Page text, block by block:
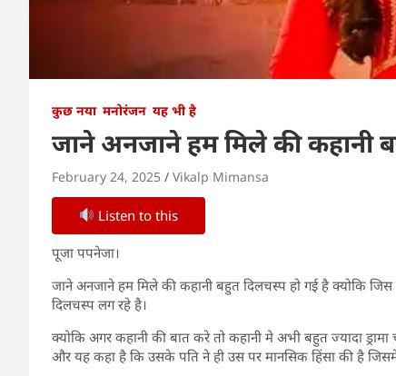
कुछ नया मनोरंजन यह भी है
जाने अनजाने हम मिले की कहानी
February 24, 2025 Vikalp Mimansa
Listen to this
पूजा पपनेजा।
जाने अनजाने हम मिले की कहानी बहुत दिलचस्प हो गई है क्योकि
दिलचस्प लग रहे है।
क्योकि अगर कहानी की बात करे तो कहानी मे अभी बहुत ज्यादा
और यह कहा है कि उसके पति ने ही उस पर मानसिक हिंसा की है